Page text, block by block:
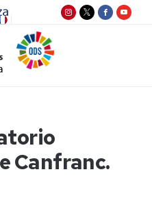
Canfranc.